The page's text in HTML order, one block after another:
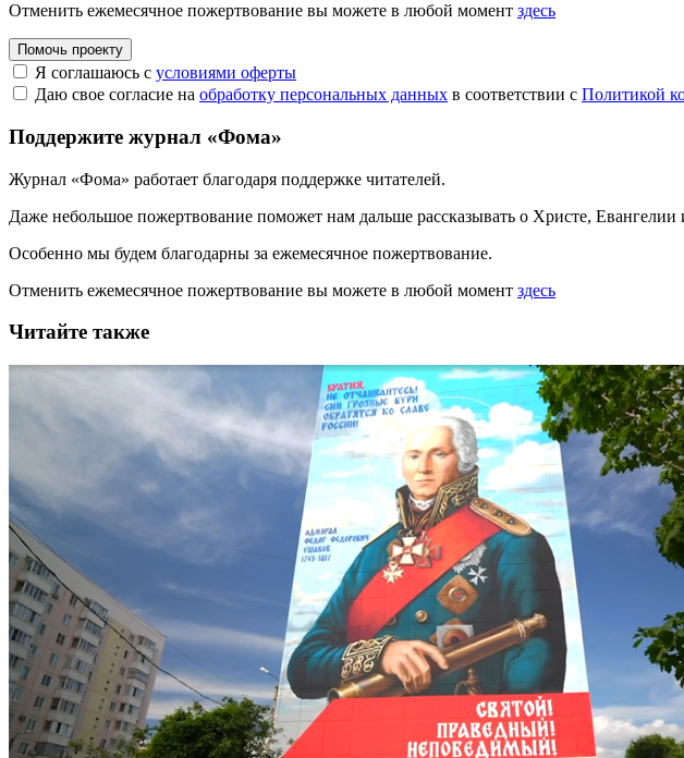
Отменить ежемесячное пожертвование вы можете в любой момент здесь
Помочь проекту
Я соглашаюсь с условиями оферты
Даю свое согласие на обработку персональных данных в соответствии с Политикой
Поддержите журнал «Фома»
Журнал «Фома» работает благодаря поддержке читателей.
Даже небольшое пожертвование поможет нам дальше рассказывать о Христе, Евангелии
Особенно мы будем благодарны за ежемесячное пожертвование.
Отменить ежемесячное пожертвование вы можете в любой момент здесь
Читайте также